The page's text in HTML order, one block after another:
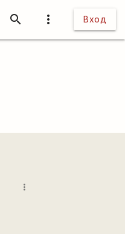
more_vert Вход
search
more_vert